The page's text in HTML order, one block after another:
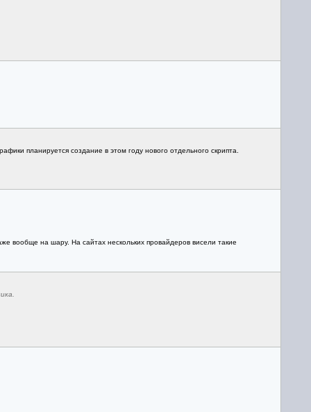
планируется создание в этом году нового отдельного скрипта.
вообще на шару. На сайтах нескольких провайдеров висели такие